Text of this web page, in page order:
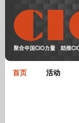
首页 活动